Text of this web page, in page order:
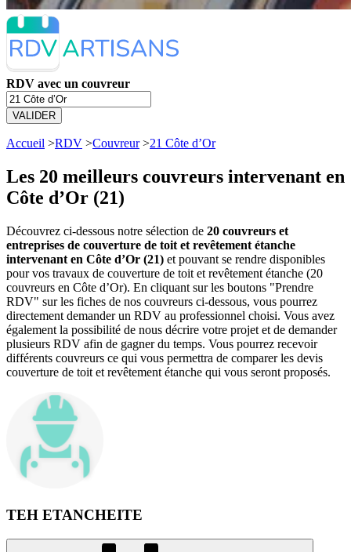
RDV avec un couvreur
VALIDER
Accueil >RDV >Couvreur>21 Côte d’Or
Les 20 meilleurs couvreurs intervenant en
Côte d’Or (21)
Découvrez ci-dessous notre sélection de 20 couvreurs et
entreprises de couverture de toit et revêtement étanche
intervenant en Côte d’Or (21) et pouvant se rendre disponibles
pour vos travaux de couverture de toit et revêtement étanche (20
couvreurs en Côte d’Or). En cliquant sur les boutons "Prendre
RDV" sur les fiches de nos couvreurs ci-dessous, vous pourrez
directement demander un RDV au professionnel choisi. Vous avez
également la possibilité de nous décrire votre projet et de demander
plusieurs RDV afin de gagner du temps. Vous pourrez recevoir
différents couvreurs ce qui vous permettra de comparer les devis
couverture de toit et revêtement étanche qui vous seront proposés.
TEH ETANCHEITE